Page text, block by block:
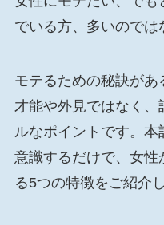
でいる方、多いのでは
モテるための秘訣が
才能や外見ではなく
ルなポイントです。
意識するだけで、女
る5つの特徴をご紹介し